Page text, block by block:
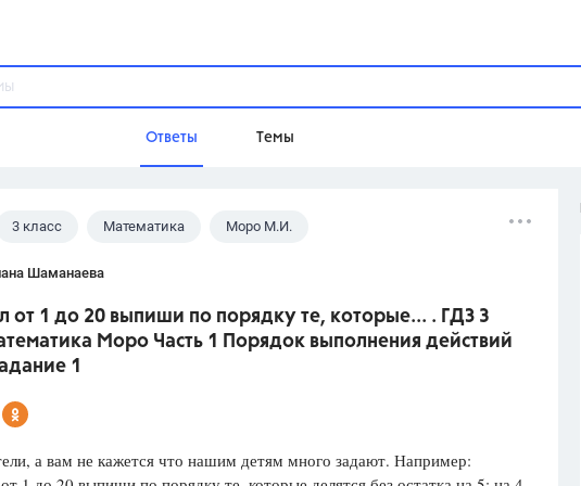
Ответы Темы
Домашнее задание
Школа
Разумовская М.М.,Габриелян О.С.,
3 класс Математика Моро М.И.
Шаманаева
от 1 до 20 выпиши по порядку те, которые... . ГДЗ 3
Моро Часть 1 Порядок выполнения действий
1
а вам не кажется что нашим детям много задают. Например: